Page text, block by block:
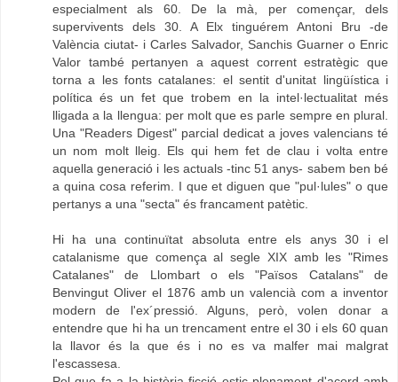
especialment als 60. De la mà, per començar, dels
supervivents dels 30. A Elx tinguérem Antoni Bru -de
València ciutat- i Carles Salvador, Sanchis Guarner o Enric
Valor també pertanyen a aquest corrent estratègic que
torna a les fonts catalanes: el sentit d'unitat lingüística i
política és un fet que trobem en la intel·lectualitat més
lligada a la llengua: per molt que es parle sempre en plural.
Una "Readers Digest" parcial dedicat a joves valencians té
un nom molt lleig. Els qui hem fet de clau i volta entre
aquella generació i les actuals -tinc 51 anys- sabem ben bé
a quina cosa referim. I que et diguen que "pul·lules" o que
pertanys a una "secta" és francament patètic.
Hi ha una continuïtat absoluta entre els anys 30 i el
catalanisme que comença al segle XIX amb les "Rimes
Catalanes" de Llombart o els "Països Catalans" de
Benvingut Oliver el 1876 amb un valencià com a inventor
modern de l'ex´pressió. Alguns, però, volen donar a
entendre que hi ha un trencament entre el 30 i els 60 quan
la llavor és la que és i no es va malfer mai malgrat
l'escassesa.